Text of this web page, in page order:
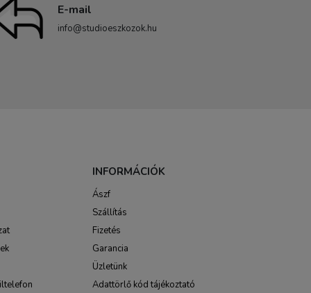
E-mail
info@studioeszkozok.hu
INFORMÁCIÓK
Ászf
Szállítás
Fizetés
Garancia
Üzletünk
Adattörlő kód tájékoztató